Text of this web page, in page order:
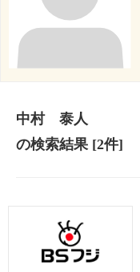
中村 泰人
の検索結果[2件]